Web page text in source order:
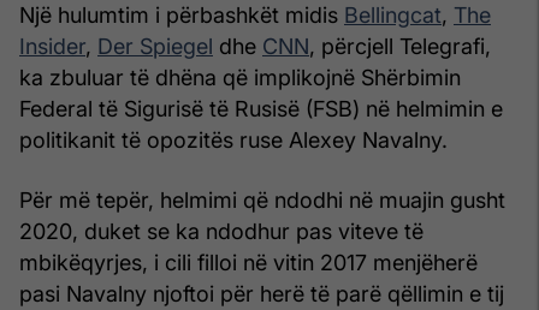
Një hulumtim i përbashkët midis Bellingcat, The
Insider, Der Spiegel dhe CNN, përcjell Telegrafi,
ka zbuluar të dhëna që implikojnë Shërbimin
Federal të Sigurisë të Rusisë (FSB) në helmimin e
politikanit të opozitës ruse Alexey Navalny.
Për më tepër, helmimi që ndodhi në muajin gusht
2020, duket se ka ndodhur pas viteve të
mbikëqyrjes, i cili filloi në vitin 2017 menjëherë
pasi Navalny njoftoi për herë të parë qëllimin e tij